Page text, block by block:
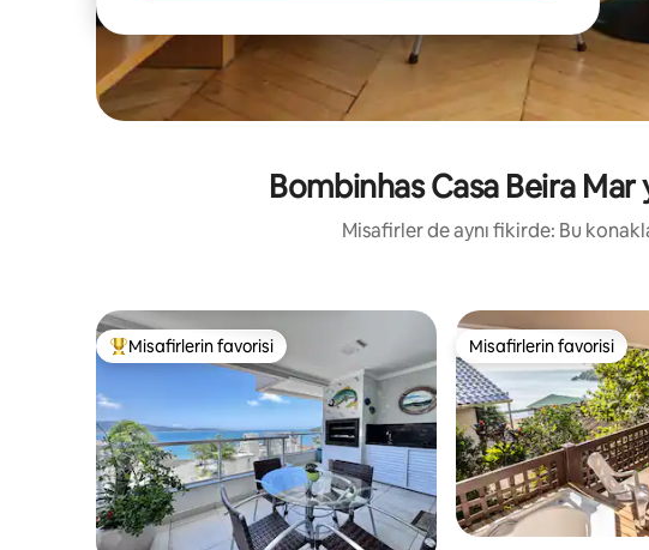
Bombinhas Casa Beira Mar
Misafirler de aynı fikirde: Bu
Misafirlerin favorilerinden en beğenilenler arasında
Misafirlerin favorisi Misafirlerin favorisi
Misafirlerin favorisi